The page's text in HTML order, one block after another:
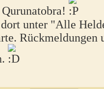
unter "Alle
Rückmeldungen